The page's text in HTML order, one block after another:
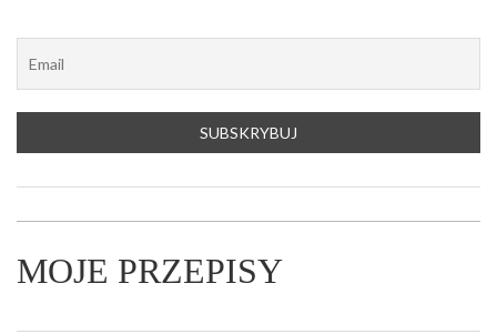
MOJE PRZEPISY